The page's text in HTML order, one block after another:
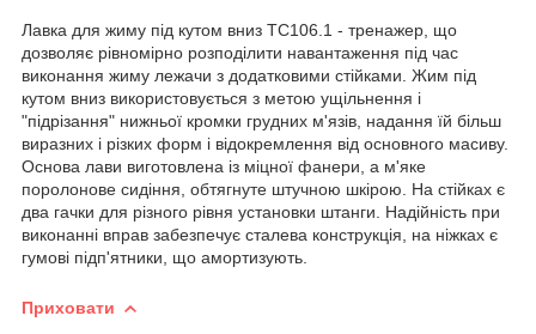
Лавка для жиму під кутом вниз TC106.1 - тренажер, що
дозволяє рівномірно розподілити навантаження під час
виконання жиму лежачи з додатковими стійками. Жим під
кутом вниз використовується з метою ущільнення і
"підрізання" нижньої кромки грудних м'язів, надання їй більш
виразних і різких форм і відокремлення від основного масиву.
Основа лави виготовлена із міцної фанери, а м'яке
поролонове сидіння, обтягнуте штучною шкірою. На стійках є
два гачки для різного рівня установки штанги. Надійність при
виконанні вправ забезпечує сталева конструкція, на ніжках є
гумові підп'ятники, що амортизують.
Приховати